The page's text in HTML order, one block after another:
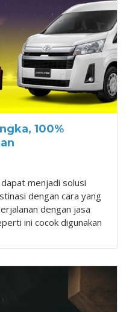
100%
menjadi solusi
dengan cara yang
dengan jasa
ini cocok digunakan